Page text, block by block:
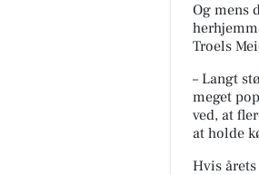
Og mens
Troels
– Langt
meget
ved, at
at holde
Hvis